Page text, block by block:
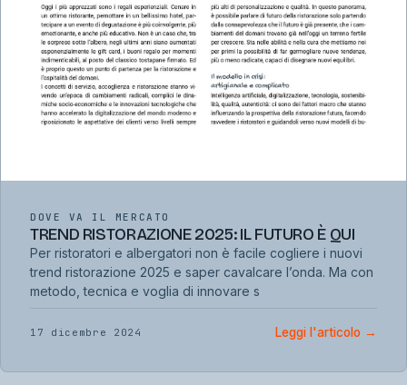
DOVE VA IL MERCATO
TREND RISTORAZIONE 2025: IL FUTURO È QUI
Per ristoratori e albergatori non è facile cogliere i nuovi
trend ristorazione 2025 e saper cavalcare l’onda. Ma con
metodo, tecnica e voglia di innovare s
17 dicembre 2024 Leggi l'articolo →